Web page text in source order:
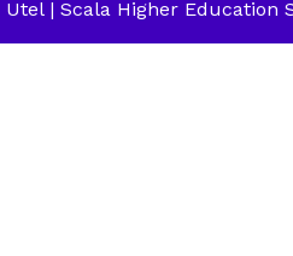
Utel| Scala Higher Education